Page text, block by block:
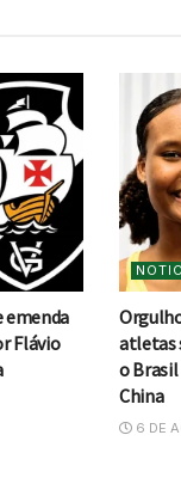
emenda
Flávio
atletas
o Brasil
China
6 DE